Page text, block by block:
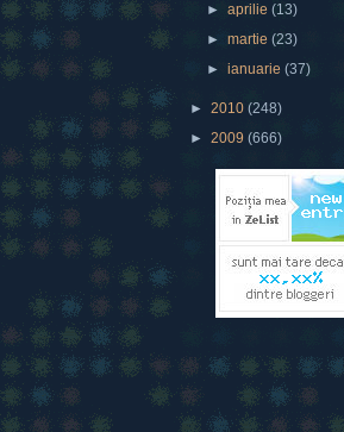
►aprilie(13)
►martie(23)
►ianuarie(37)
► 2010 (248)
► 2009 (666)